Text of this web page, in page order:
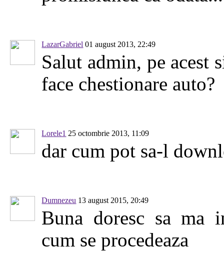
LazarGabriel 01 august 2013, 22:49
Salut admin, pe acest
face chestionare auto?
Lorele1 25 octombrie 2013, 11:09
dar cum pot sa-l
Dumnezeu 13 august 2015, 20:49
Buna doresc sa ma
cum se procedeaza